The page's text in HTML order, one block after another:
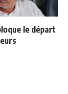
le départ